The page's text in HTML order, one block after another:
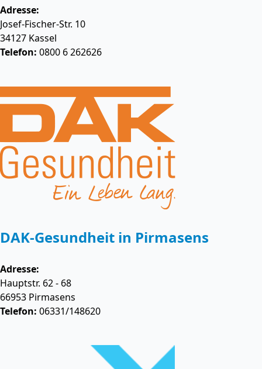
Adresse:
Josef-Fischer-Str. 10
34127 Kassel
Telefon: 0800 6 262626
DAK-Gesundheit in Pirmasens
Adresse:
Hauptstr. 62 - 68
66953 Pirmasens
Telefon: 06331/148620